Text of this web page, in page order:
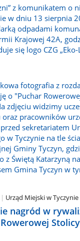
Urząd Miejski w Tyczynie
nagród w